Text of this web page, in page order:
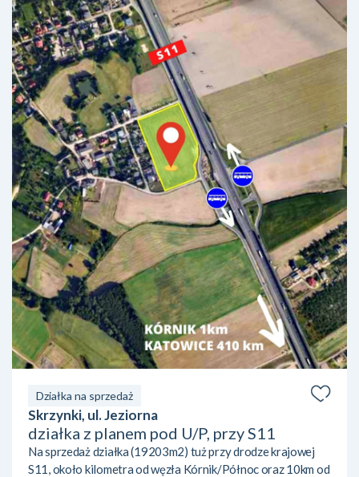
Działka na sprzedaż
Skrzynki, ul. Jeziorna
działka z planem pod U/P, przy S11
Na sprzedaż działka (19203m2) tuż przy drodze krajowej
S11, około kilometra od węzła Kórnik/Północ oraz 10km od